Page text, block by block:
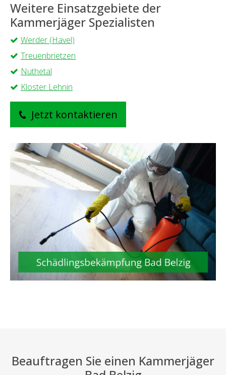
Weitere Einsatzgebiete der
Kammerjäger Spezialisten
Werder (Havel)
Treuenbrietzen
Nuthetal
Kloster Lehnin
Jetzt kontaktieren
Beauftragen Sie einen Kammerjäger